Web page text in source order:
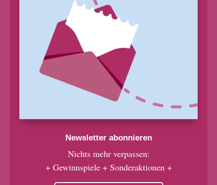
Newsletter abonnieren
Nichts mehr verpassen:
+ Gewinnspiele + Sonderaktionen +